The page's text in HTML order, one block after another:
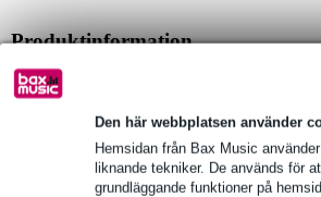
Den här webbplatsen använder
Hemsidan från Bax Music
liknande tekniker. De används för
grundläggande funktioner på
Produktinformation
HK Audio Polar 12 MK2
konfiguration: 12 tum + 6x 3 tum + 1 tum
Fullständiga specifikationer